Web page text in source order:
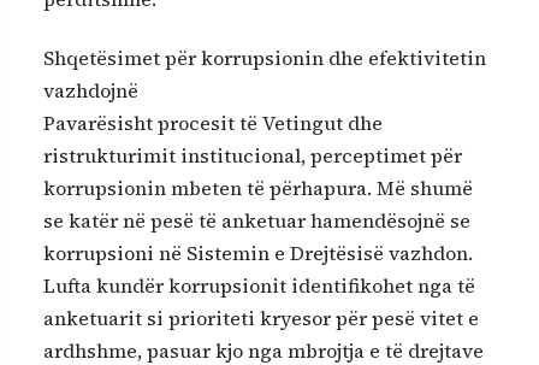
Shqetësimet për korrupsionin dhe efektivitetin
vazhdojnë
Pavarësisht procesit të Vetingut dhe
ristrukturimit institucional, perceptimet për
korrupsionin mbeten të përhapura. Më shumë
se katër në pesë të anketuar hamendësojnë se
korrupsioni në Sistemin e Drejtësisë vazhdon.
Lufta kundër korrupsionit identifikohet nga të
anketuarit si prioriteti kryesor për pesë vitet e
ardhshme, pasuar kjo nga mbrojtja e të drejtave